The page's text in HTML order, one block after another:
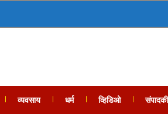
व्यवसाय धर्म व्हिडिओ